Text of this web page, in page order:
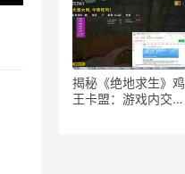
揭秘《绝地求生》鸡
王卡盟：游戏内交易